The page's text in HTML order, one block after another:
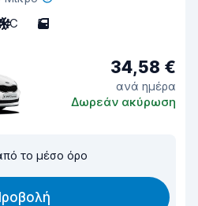
C 5
34,58 €
ανά ημέρα
Δωρεάν ακύρωση
το μέσο όρο